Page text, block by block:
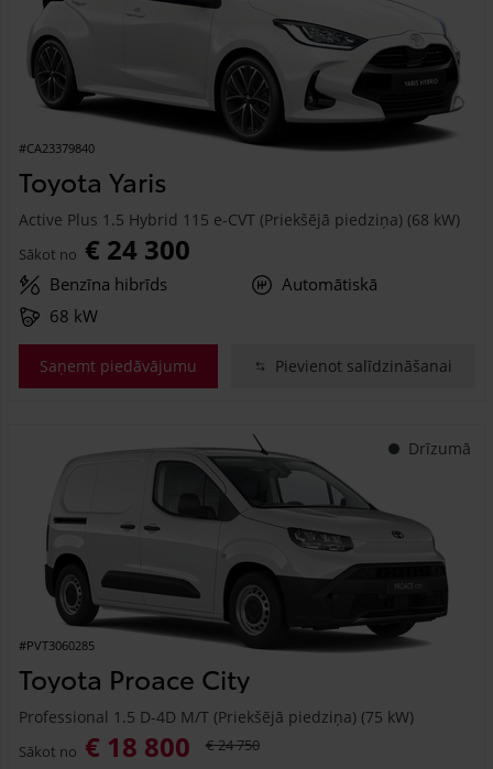
#CA23379840
Toyota Yaris
Active Plus 1.5 Hybrid 115 e-CVT (Priekšējā piedziņa) (68 kW)
Sākot no € 24 300
Benzīna hibrīds
Automātiskā
68 kW
Saņemt piedāvājumu Pievienot salīdzināšanai
Drīzumā
#PVT3060285
Toyota Proace City
Professional 1.5 D-4D M/T (Priekšējā piedziņa) (75 kW)
Sākot no € 18 800 € 24 750